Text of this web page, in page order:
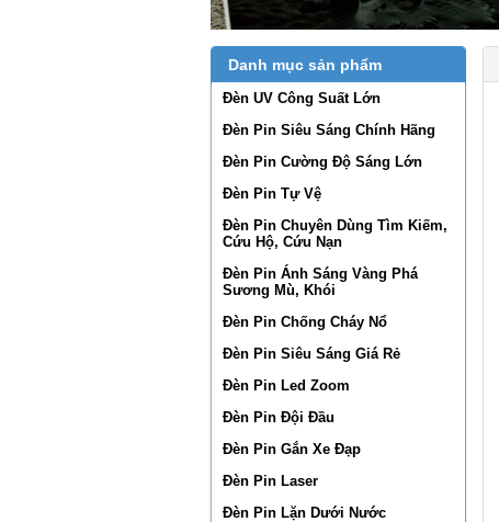
Danh mục sản phẩm
Đèn UV Công Suất Lớn
Đèn Pin Siêu Sáng Chính Hãng
Đèn Pin Cường Độ Sáng Lớn
Đèn Pin Tự Vệ
Đèn Pin Chuyên Dùng Tìm Kiếm,
Cứu Hộ, Cứu Nạn
Đèn Pin Ánh Sáng Vàng Phá
Sương Mù, Khói
Đèn Pin Chống Cháy Nổ
Đèn Pin Siêu Sáng Giá Rẻ
Đèn Pin Led Zoom
Đèn Pin Đội Đầu
Đèn Pin Gắn Xe Đạp
Đèn Pin Laser
Đèn Pin Lặn Dưới Nước